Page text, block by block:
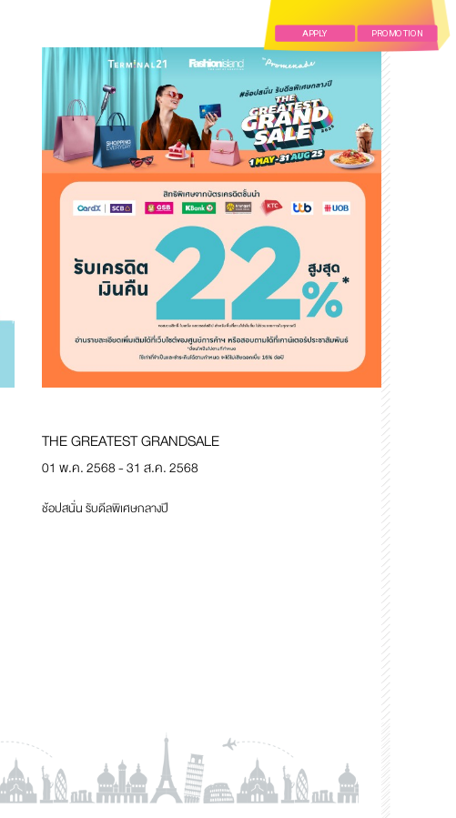
APPLY PROMOTION
THE GREATEST GRANDSALE
01 พ.ค. 2568 - 31 ส.ค. 2568
ช้อปสนั่น รับดีลพิเศษกลางปี